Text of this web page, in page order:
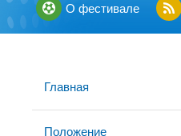
О фестивале
Главная
Положение